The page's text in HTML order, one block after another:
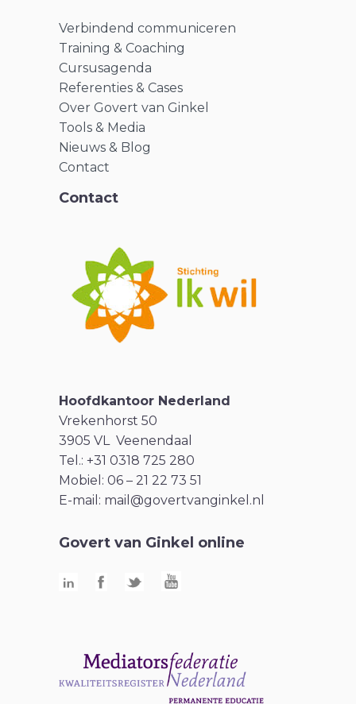
Verbindend communiceren
Training & Coaching
Cursusagenda
Referenties & Cases
Over Govert van Ginkel
Tools & Media
Nieuws & Blog
Contact
Contact
Hoofdkantoor Nederland
Vrekenhorst 50
3905 VL Veenendaal
Tel.: +31 0318 725 280
Mobiel: 06 – 21 22 73 51
E-mail: mail@govertvanginkel.nl
Govert van Ginkel online